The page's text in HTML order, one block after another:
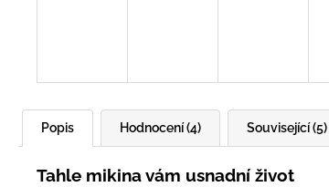
Popis Hodnocení (4) Související (5)
Tahle mikina vám usnadní život